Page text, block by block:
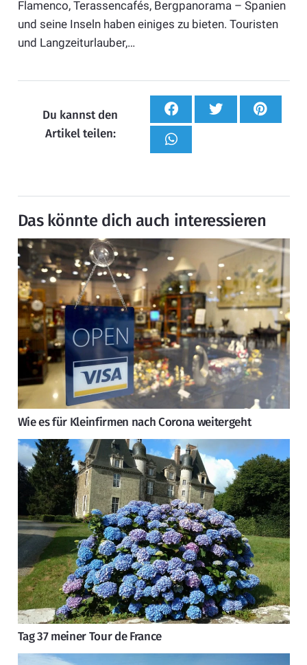
Flamenco, Terassencafés, Bergpanorama – Spanien
und seine Inseln haben einiges zu bieten. Touristen
und Langzeiturlauber,…
Du kannst den
Artikel teilen:
Das könnte dich auch interessieren
Wie es für Kleinfirmen nach Corona weitergeht
Tag 37 meiner Tour de France